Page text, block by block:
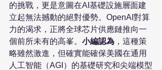
的挑戰，更是意圖在AI基礎設施層面建
立起無法撼動的絕對優勢。OpenAI對算
力的渴求，正將全球芯片供應鏈推向一
個前所未有的高峯。 小編認為 ，這種策
略雖然激進，但確實能確保美國在通用
人工智能（AGI）的基礎研究和尖端模型